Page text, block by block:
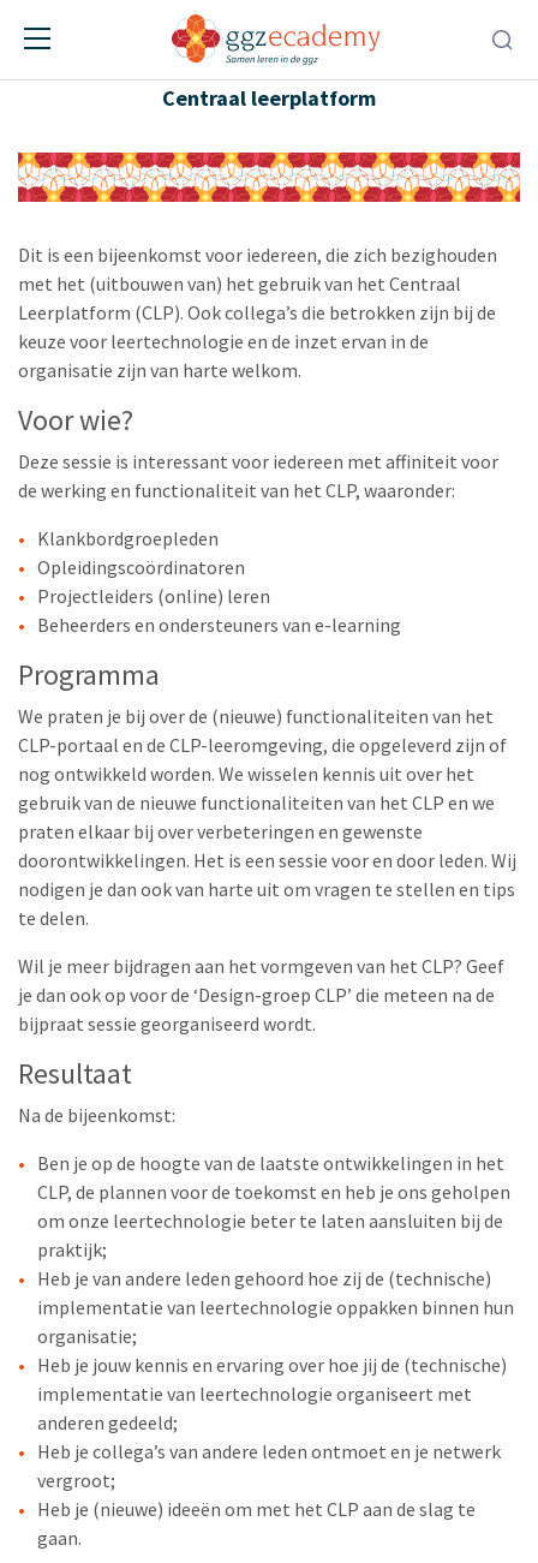
Bijpraten Centraal leerplatform
Centraal leerplatform
Dit is een bijeenkomst voor iedereen, die zich bezighouden
met het (uitbouwen van) het gebruik van het Centraal
Leerplatform (CLP). Ook collega’s die betrokken zijn bij de
keuze voor leertechnologie en de inzet ervan in de
organisatie zijn van harte welkom.
Voor wie?
Deze sessie is interessant voor iedereen met affiniteit voor
de werking en functionaliteit van het CLP, waaronder:
Klankbordgroepleden
Opleidingscoördinatoren
Projectleiders (online) leren
Beheerders en ondersteuners van e-learning
Programma
We praten je bij over de (nieuwe) functionaliteiten van het
CLP-portaal en de CLP-leeromgeving, die opgeleverd zijn of
nog ontwikkeld worden. We wisselen kennis uit over het
gebruik van de nieuwe functionaliteiten van het CLP en we
praten elkaar bij over verbeteringen en gewenste
doorontwikkelingen. Het is een sessie voor en door leden. Wij
nodigen je dan ook van harte uit om vragen te stellen en tips
te delen.
Wil je meer bijdragen aan het vormgeven van het CLP? Geef
je dan ook op voor de ‘Design-groep CLP’ die meteen na de
bijpraat sessie georganiseerd wordt.
Resultaat
Na de bijeenkomst:
Ben je op de hoogte van de laatste ontwikkelingen in het
CLP, de plannen voor de toekomst en heb je ons geholpen
om onze leertechnologie beter te laten aansluiten bij de
praktijk;
Heb je van andere leden gehoord hoe zij de (technische)
implementatie van leertechnologie oppakken binnen hun
organisatie;
Heb je jouw kennis en ervaring over hoe jij de (technische)
implementatie van leertechnologie organiseert met
anderen gedeeld;
Heb je collega’s van andere leden ontmoet en je netwerk
vergroot;
Heb je (nieuwe) ideeën om met het CLP aan de slag te
gaan.